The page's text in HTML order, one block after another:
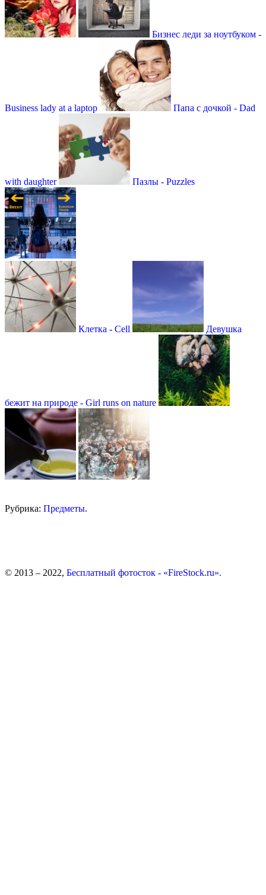
Бизнес леди за ноутбуком -
Business lady at a laptop Папа с дочкой - Dad
with daughter Пазлы - Puzzles
Клетка - Сell Девушка
бежит на природе - Girl runs on nature
Рубрика: Предметы.
© 2013 – 2022, Бесплатный фотосток - «FireStock.ru».